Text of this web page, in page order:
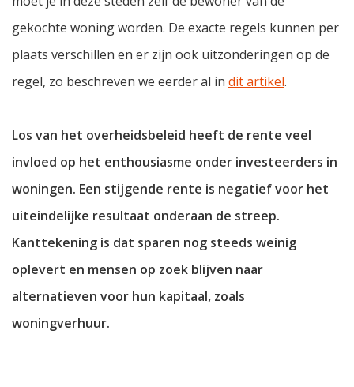
gekochte woning worden. De exacte regels kunnen per
plaats verschillen en er zijn ook uitzonderingen op de
regel, zo beschreven we eerder al in dit artikel.
Los van het overheidsbeleid heeft de rente veel
invloed op het enthousiasme onder investeerders in
woningen. Een stijgende rente is negatief voor het
uiteindelijke resultaat onderaan de streep.
Kanttekening is dat sparen nog steeds weinig
oplevert en mensen op zoek blijven naar
alternatieven voor hun kapitaal, zoals
woningverhuur.